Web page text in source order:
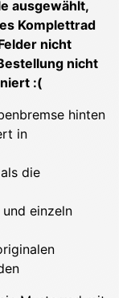
ausgewählt,
Komplettrad
nicht
nicht
:(
hinten
in
die
einzeln